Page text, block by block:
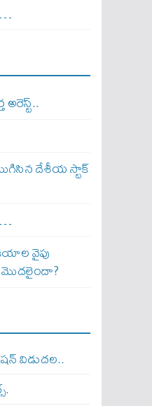
దేశీయ స్టాక్
వైపు
మొదలైందా?
విడుదల..